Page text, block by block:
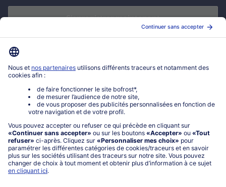
S'enregistrer maintenant
Mon compte bofrost*
service@bofrost.fr
0801 902 406
Lu-Ve : 9h - 20h (appel non surtaxé)